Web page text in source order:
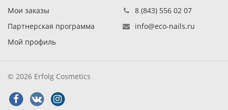
Мои заказы
Партнерская программа
Мой профиль
8 (843) 556 02 07
info@eco-nails.ru
© 2026 Erfolg Cosmetics